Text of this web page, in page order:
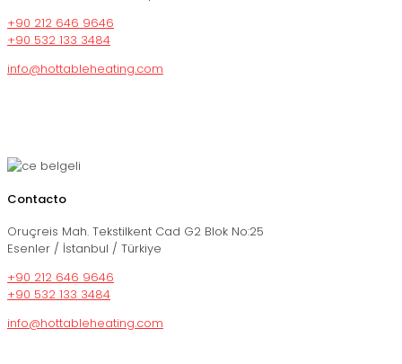
+90 212 646 9646
+90 532 133 3484
info@hottableheating.com
Contacto
Oruçreis Mah. Tekstilkent Cad G2 Blok No:25
Esenler / İstanbul / Türkiye
+90 212 646 9646
+90 532 133 3484
info@hottableheating.com